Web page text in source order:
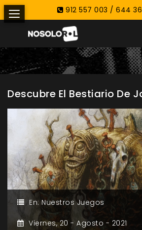
912 557 003 / 644
Descubre El Bestiario De
En:Nuestros Juegos
Viernes,20 - Agosto - 2021